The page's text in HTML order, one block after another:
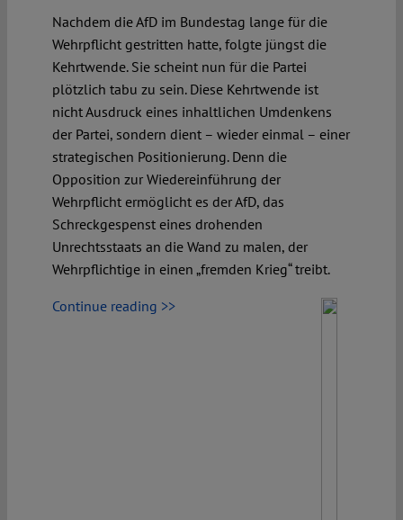
Nachdem die AfD im Bundestag lange für die
Wehrpflicht gestritten hatte, folgte jüngst die
Kehrtwende. Sie scheint nun für die Partei
plötzlich tabu zu sein. Diese Kehrtwende ist
nicht Ausdruck eines inhaltlichen Umdenkens
der Partei, sondern dient – wieder einmal – einer
strategischen Positionierung. Denn die
Opposition zur Wiedereinführung der
Wehrpflicht ermöglicht es der AfD, das
Schreckgespenst eines drohenden
Unrechtsstaats an die Wand zu malen, der
Wehrpflichtige in einen „fremden Krieg“ treibt.
Continue reading >>